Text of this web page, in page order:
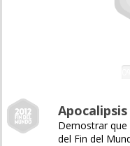
Apocalipsis
Demostrar
del Fin del